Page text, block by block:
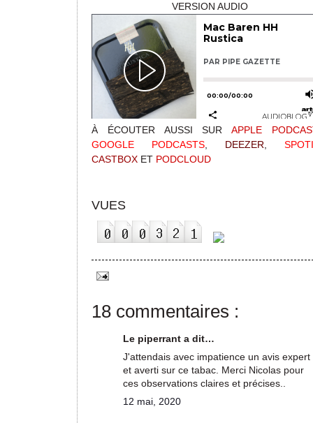
VERSION AUDIO
À ÉCOUTER AUSSI SURAPPLE
GOOGLE PODCASTS, DEEZER,
CASTBOX ET PODCLOUD
VUES
18 commentaires :
Le piperrant a dit…
J'attendais avec impatience un avis expert
et averti sur ce tabac. Merci Nicolas pour
ces observations claires et précises..
12 mai, 2020